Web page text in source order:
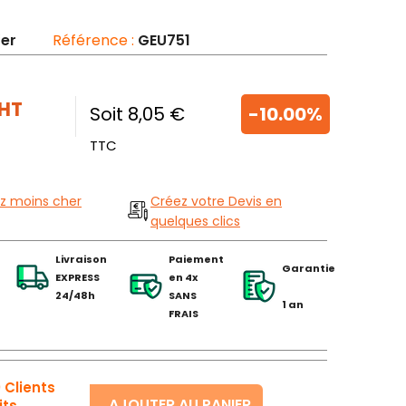
Référence : GEU751
Soit 8,05 €
TTC
-10.00%
moins cher
Créez votre Devis en
quelques clics
Livraison
EXPRESS
24/48h
Paiement
en 4x
SANS
FRAIS
Garantie
1 an
Clients